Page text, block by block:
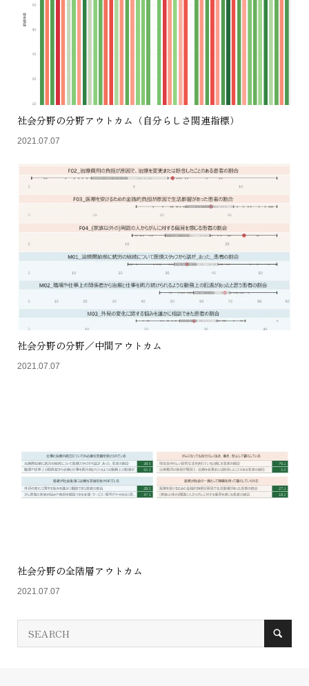
社会分野の分野アウトカム（自分らしさ関連指標）
2021.07.07
社会分野の分野／中間アウトカム
2021.07.07
社会分野の全階層アウトカム
2021.07.07